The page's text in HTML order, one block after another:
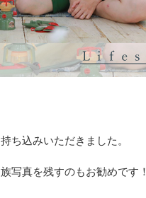
ち込みいただきました。
写真を残すのもお勧めです！